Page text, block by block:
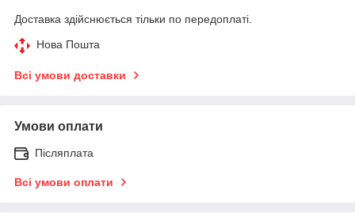
Доставка здійснюється тільки по передоплаті.
Нова Пошта
Всі умови доставки
Умови оплати
Післяплата
Всі умови оплати